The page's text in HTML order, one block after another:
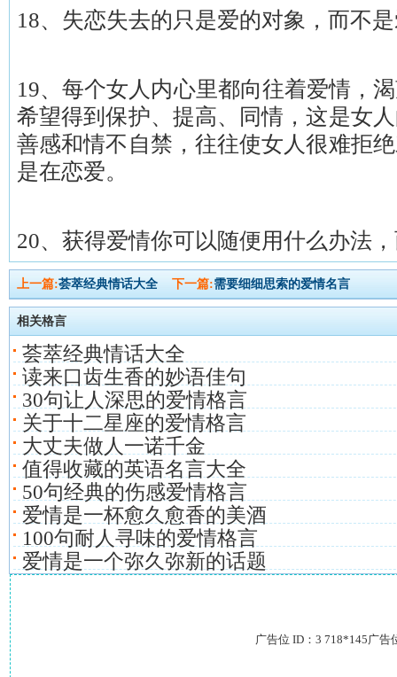
18、失恋失去的只是爱的对象，而不
19、每个女人内心里都向往着爱情，
希望得到保护、提高、同情，这是女
善感和情不自禁，往往使女人很难拒
是在恋爱。
20、获得爱情你可以随便用什么办法
上一篇:荟萃经典情话大全 下一篇:需要细细思索的爱情名言
相关格言
荟萃经典情话大全
读来口齿生香的妙语佳句
30句让人深思的爱情格言
关于十二星座的爱情格言
大丈夫做人一诺千金
值得收藏的英语名言大全
50句经典的伤感爱情格言
爱情是一杯愈久愈香的美酒
100句耐人寻味的爱情格言
爱情是一个弥久弥新的话题
广告位 ID：3 718*145广告